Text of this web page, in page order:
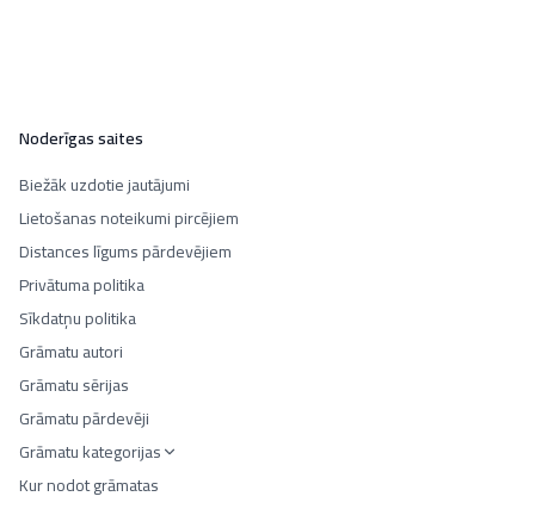
Noderīgas saites
Biežāk uzdotie jautājumi
Lietošanas noteikumi pircējiem
Distances līgums pārdevējiem
Privātuma politika
Sīkdatņu politika
Grāmatu autori
Grāmatu sērijas
Grāmatu pārdevēji
Grāmatu kategorijas
Kur nodot grāmatas